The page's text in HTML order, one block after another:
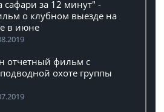
сафари за 12 минут" -
о клубном выезде на
в июне
отчетный фильм с
охоте группы